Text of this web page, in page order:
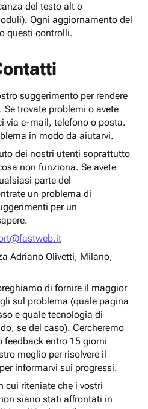
del testo alt o
Ogni aggiornamento del
questi controlli.
suggerimento per rendere
. Se trovate problemi o avete
via e-mail, telefono o posta.
in modo da aiutarvi.
dei nostri utenti soprattutto
non funziona. Se avete
parte del
un problema di
per un
Adriano Olivetti, Milano,
di fornire il maggior
sul problema (quale pagina
e quale tecnologia di
se del caso). Cercheremo
feedback entro 15 giorni
meglio per risolvere il
informarvi sui progressi.
cui riteniate che i vostri
siano stati affrontati in